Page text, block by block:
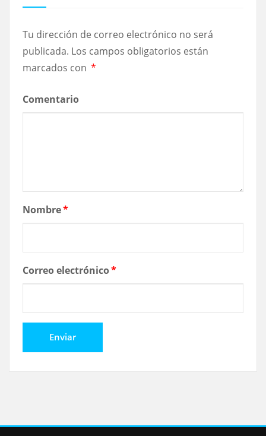
Tu dirección de correo electrónico no será
publicada. Los campos obligatorios están
marcados con *
Comentario
Nombre*
Correo electrónico*